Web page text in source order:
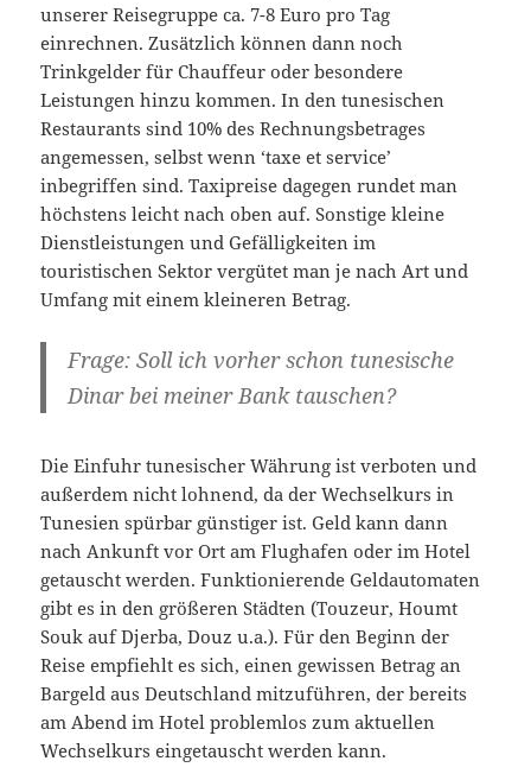
unserer Reisegruppe ca. 7-8 Euro pro Tag
einrechnen. Zusätzlich können dann noch
Trinkgelder für Chauffeur oder besondere
Leistungen hinzu kommen. In den tunesischen
Restaurants sind 10% des Rechnungsbetrages
angemessen, selbst wenn ‘taxe et service’
inbegriffen sind. Taxipreise dagegen rundet man
höchstens leicht nach oben auf. Sonstige kleine
Dienstleistungen und Gefälligkeiten im
touristischen Sektor vergütet man je nach Art und
Umfang mit einem kleineren Betrag.
Frage: Soll ich vorher schon tunesische
Dinar bei meiner Bank tauschen?
Die Einfuhr tunesischer Währung ist verboten und
außerdem nicht lohnend, da der Wechselkurs in
Tunesien spürbar günstiger ist. Geld kann dann
nach Ankunft vor Ort am Flughafen oder im Hotel
getauscht werden. Funktionierende Geldautomaten
gibt es in den größeren Städten (Touzeur, Houmt
Souk auf Djerba, Douz u.a.). Für den Beginn der
Reise empfiehlt es sich, einen gewissen Betrag an
Bargeld aus Deutschland mitzuführen, der bereits
am Abend im Hotel problemlos zum aktuellen
Wechselkurs eingetauscht werden kann.